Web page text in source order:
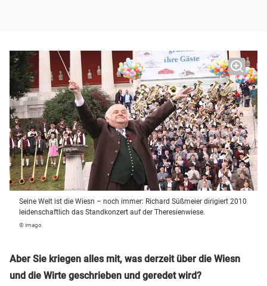
Seine Welt ist die Wiesn – noch immer: Richard Süßmeier dirigiert 2010
leidenschaftlich das Standkonzert auf der Theresienwiese.
© imago
Aber Sie kriegen alles mit, was derzeit über die Wiesn
und die Wirte geschrieben und geredet wird?